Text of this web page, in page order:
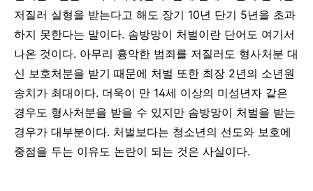
저질러 실형을 받는다고 해도 장기 10년 단기 5년을 초과
하지 못한다는 말이다. 솜방망이 처벌이란 단어도 여기서
나온 것이다. 아무리 흉악한 범죄를 저질러도 형사처분 대
신 보호처분을 받기 때문에 처벌 또한 최장 2년의 소년원
송치가 최대이다. 더욱이 만 14세 이상의 미성년자 같은
경우도 형사처분을 받을 수 있지만 솜방망이 처벌을 받는
경우가 대부분이다. 처벌보다는 청소년의 선도와 보호에
중점을 두는 이유도 논란이 되는 것은 사실이다.